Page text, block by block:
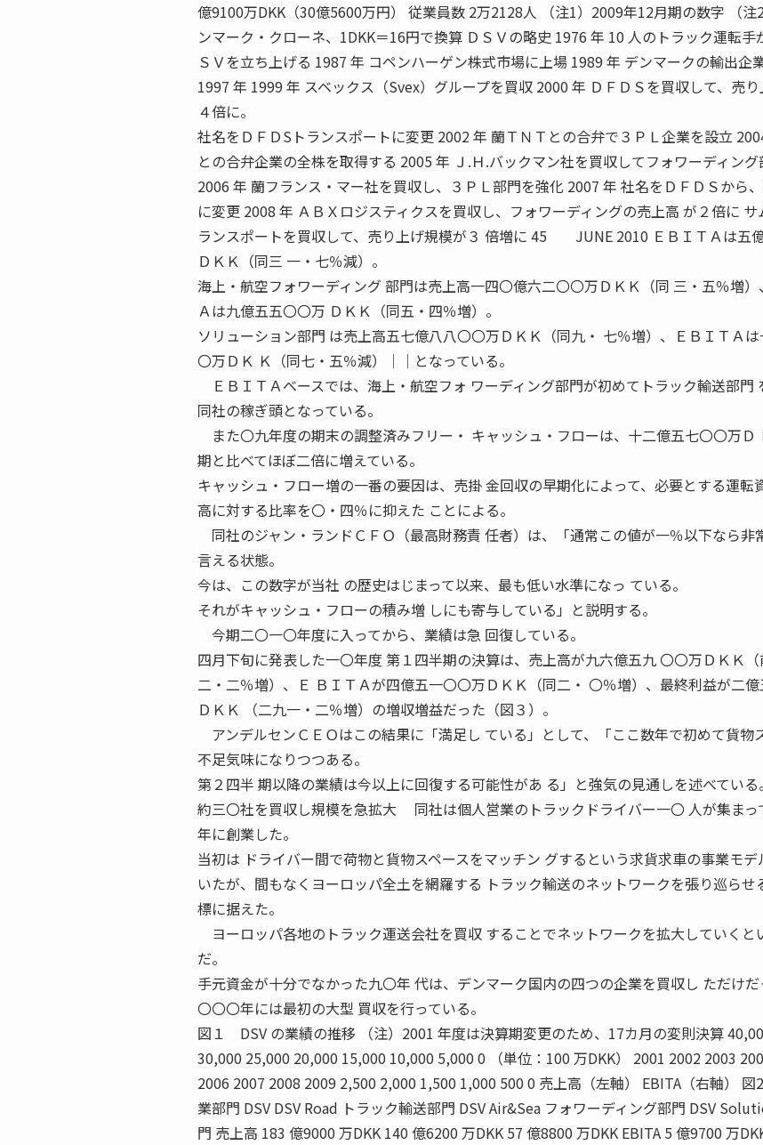
億9100万DKK（30億5600万円） 従業員数 2万2128人 （注1）2009年12月期の数字 （注
ンマーク・クローネ、1DKK＝16円で換算 ＤＳＶの略史 1976 年 10 人のトラック運転手
ＳＶを立ち上げる 1987 年 コペンハーゲン株式市場に上場 1989 年 デンマークの輸出企
1997 年 1999 年 スベックス（Svex）グループを買収 2000 年 ＤＦＤＳを買収して、売
４倍に。
社名をＤＦＤSトランスポートに変更 2002 年 蘭ＴＮＴとの合弁で３ＰＬ企業を設立
との合弁企業の全株を取得する 2005 年 Ｊ.Ｈ.バックマン社を買収してフォワーディン
2006 年 蘭フランス・マー社を買収し、３ＰＬ部門を強化 2007 年 社名をＤＦＤＳから
に変更 2008 年 ＡＢＸロジスティクスを買収し、フォワーディングの売上高 が２倍に サ
ランスポートを買収して、売り上げ規模が３ 倍増に 45 JUNE 2010 ＥＢＩＴＡは五
ＤＫＫ（同三 一・七％減）。
海上・航空フォワーディング 部門は売上高一四〇億六二〇〇万ＤＫＫ（同 三・五％増）
Ａは九億五五〇〇万 ＤＫＫ（同五・四％増）。
ソリューション部門 は売上高五七億八八〇〇万ＤＫＫ（同九・ 七％増）、ＥＢＩＴＡ
〇万ＤＫ Ｋ（同七・五％減）││となっている。
ＥＢＩＴＡベースでは、海上・航空フォ ワーディング部門が初めてトラック輸送部門
同社の稼ぎ頭となっている。
また〇九年度の期末の調整済みフリー・ キャッシュ・フローは、十二億五七〇〇万Ｄ
期と比べてほぼ二倍に増えている。
キャッシュ・フロー増の一番の要因は、売掛 金回収の早期化によって、必要とする運転
高に対する比率を〇・四％に抑えた ことによる。
同社のジャン・ランドＣＦＯ（最高財務責 任者）は、「通常この値が一％以下なら非
言える状態。
今は、この数字が当社 の歴史はじまって以来、最も低い水準になっ ている。
それがキャッシュ・フローの積み増 しにも寄与している」と説明する。
今期二〇一〇年度に入ってから、業績は急 回復している。
四月下旬に発表した一〇年度 第１四半期の決算は、売上高が九六億五九 〇〇万ＤＫＫ
二・二％増）、Ｅ ＢＩＴＡが四億五一〇〇万ＤＫＫ（同二・ 〇％増）、最終利益が二
ＤＫＫ （二九一・二％増）の増収増益だった（図３）。
アンデルセンＣＥＯはこの結果に「満足し ている」として、「ここ数年で初めて貨物
不足気味になりつつある。
第２四半 期以降の業績は今以上に回復する可能性があ る」と強気の見通しを述べている。
約三〇社を買収し規模を急拡大 同社は個人営業のトラックドライバー一〇 人が集まっ
年に創業した。
当初は ドライバー間で荷物と貨物スペースをマッチン グするという求貨求車の事業モデ
いたが、間もなくヨーロッパ全土を網羅する トラック輸送のネットワークを張り巡らせ
標に据えた。
ヨーロッパ各地のトラック運送会社を買収 することでネットワークを拡大していくと
だ。
手元資金が十分でなかった九〇年 代は、デンマーク国内の四つの企業を買収し ただけ
〇〇〇年には最初の大型 買収を行っている。
図１ DSV の業績の推移 （注）2001 年度は決算期変更のため、17カ月の変則決算
30,000 25,000 20,000 15,000 10,000 5,000 0 （単位：100 万DKK） 2001 2002 2003
2006 2007 2008 2009 2,500 2,000 1,500 1,000 500 0 売上高（左軸） EBITA（右軸）
業部門 DSV DSV Road トラック輸送部門 DSV Air&Sea フォワーディング部門 DSV
門 売上高 183 億9000 万DKK 140 億6200 万DKK 57 億8800 万DKK EBITA 5 億9700 万